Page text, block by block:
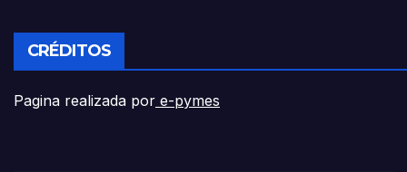
CRÉDITOS
Pagina realizada por e-pymes